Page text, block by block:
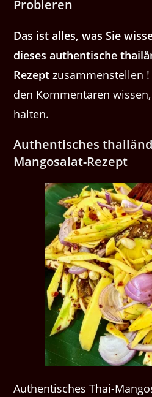
Probieren
Das ist alles, was Sie
dieses authentische
Rezept zusammenstellen
den Kommentaren
halten.
Authentisches
Mangosalat-Rezept
Authentisches Thai-